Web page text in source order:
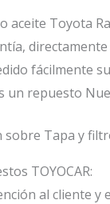
Toyota
fácilmente
un repuesto
Tapa y
TOYOCAR:
al cliente y